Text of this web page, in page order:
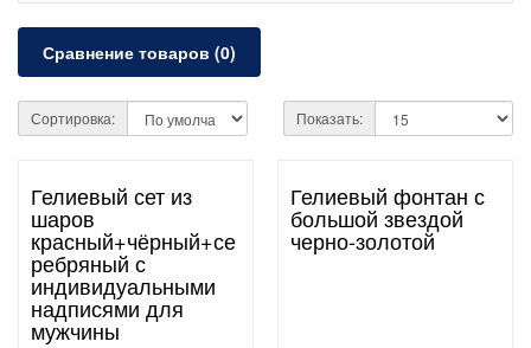
Сравнение товаров (0)
Сортировка: Показать:
Гелиевый сет из
шаров
красный+чёрный+се
ребряный с
индивидуальными
надписями для
мужчины
Гелиевый фонтан с
большой звездой
черно-золотой